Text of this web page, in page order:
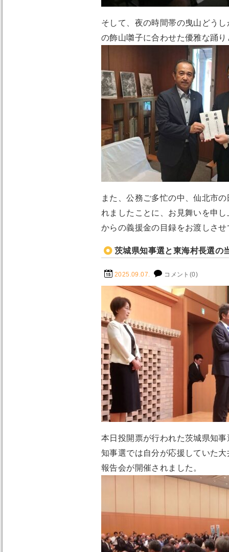
そして、夜の時間帯の曳山どう
の飾山囃子に合わせた優雅な踊
また、公務ご多忙の中、仙北市
れましたことに、お見舞いを申
からの義援金の目録をお渡しさ
茨城県知事選と東海村長選の
2025.09.07. コメント(0)
本日投開票が行われた茨城県知
知事選では自分が応援していた
報告会が開催されました。